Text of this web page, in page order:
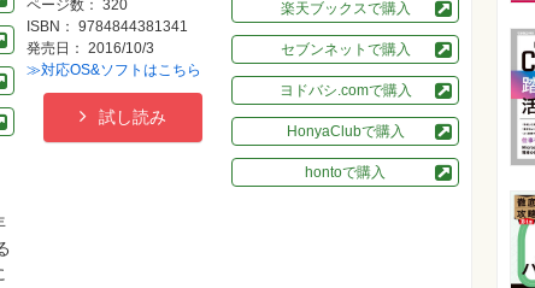
ページ数： 320
ISBN： 9784844381341
発売日： 2016/10/3
≫対応OS&ソフトはこちら
試し読み
楽天ブックスで購入
セブンネットで購入
ヨドバシ.comで購入
HonyaClubで購入
hontoで購入